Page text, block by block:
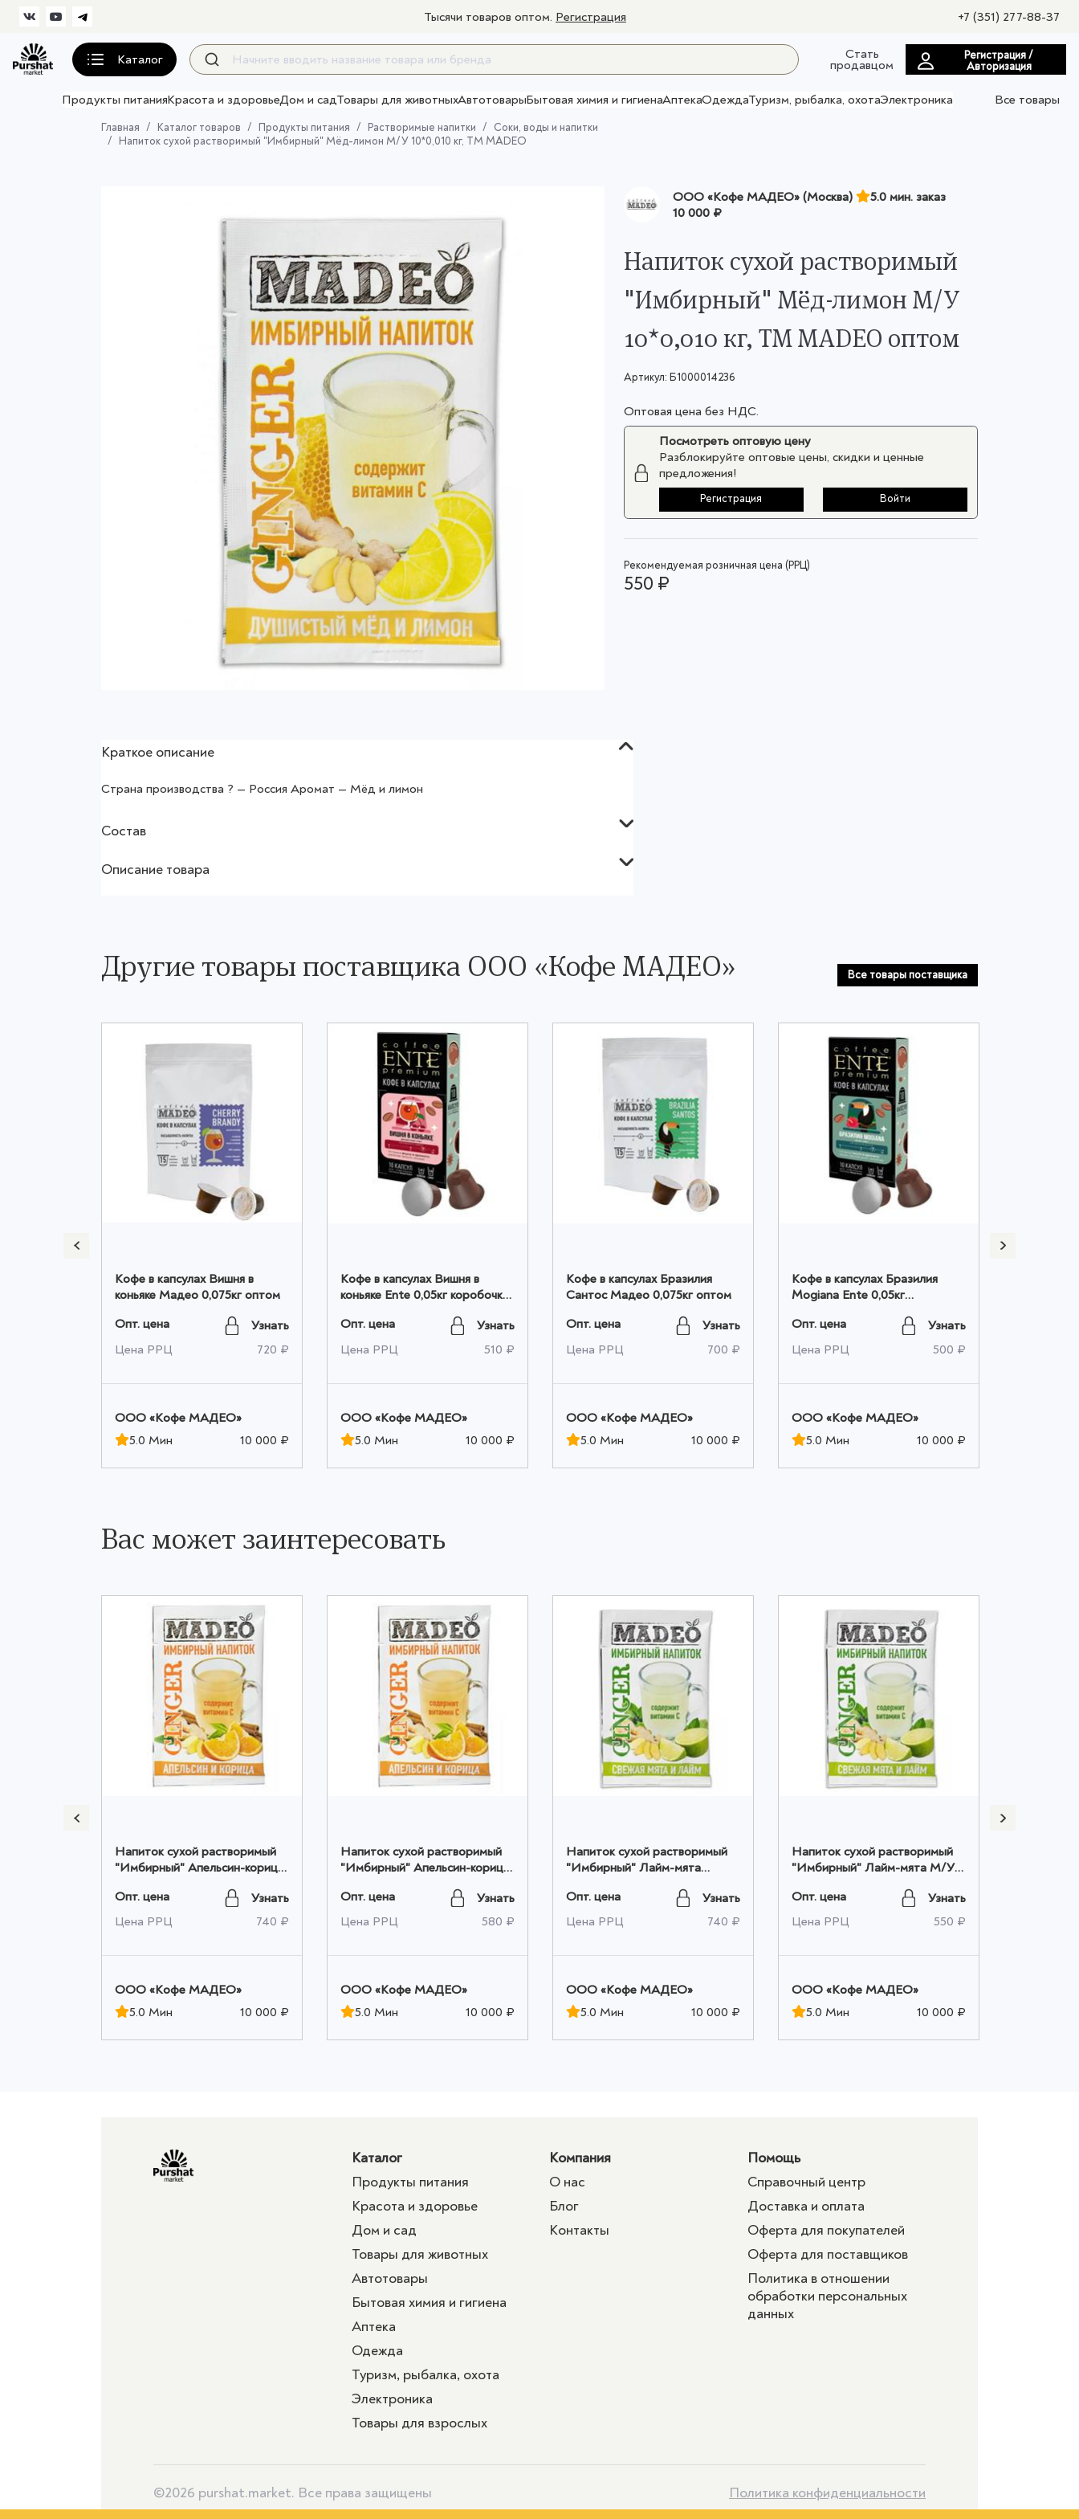
Тысячи товаров оптом. Регистрация +7 (351) 277-88-37
Каталог Стать
продавцом
Регистрация /
Авторизация
Продукты питанияКрасота и здоровьеДом и садТовары для животныхАвтотоварыБытовая химия и гигиенаАптекаОдеждаТуризм, рыбалка, охотаЭлектроника
Все товары
Главная Каталог товаров Продукты питания Растворимые напитки
Соки, воды и напитки
Напиток сухой растворимый "Имбирный" Мёд-лимон М/У 10*0,010 кг, ТМ MADEO
OOO «Кофе МАДЕО» (Москва)
5.0 мин. заказ
10 000 ₽
Напиток сухой растворимый
"Имбирный" Мёд-лимон М/У
10*0,010 кг, ТМ MADEO оптом
Артикул: Б1000014236
Оптовая цена без НДС.
Посмотреть оптовую цену
Разблокируйте оптовые цены, скидки и ценные
предложения!
Регистрация Войти
Рекомендуемая розничная цена (РРЦ)
550 ₽
Краткое описание
Страна производства ? — Россия Аромат — Мёд и лимон
Состав
Описание товара
Другие товары поставщика OOO «Кофе МАДЕО» Все товары поставщика
Кофе в капсулах Вишня в
коньяке Мадео 0,075кг оптом
Опт. цена
Узнать
Цена РРЦ
720 ₽
OOO «Кофе МАДЕО»
5.0 Мин
10 000 ₽
Кофе в капсулах Вишня в
коньяке Ente 0,05кг коробочка
Опт. цена
Узнать
Цена РРЦ
510 ₽
OOO «Кофе МАДЕО»
5.0 Мин
10 000 ₽
Кофе в капсулах Бразилия
Сантос Мадео 0,075кг оптом
Опт. цена
Узнать
Цена РРЦ
700 ₽
OOO «Кофе МАДЕО»
5.0 Мин
10 000 ₽
Кофе в капсулах Бразилия
Mogiana Ente 0,05кг
Опт. цена
Узнать
Цена РРЦ
500 ₽
OOO «Кофе МАДЕО»
5.0 Мин
10 000 ₽
Вас может заинтересовать
Напиток сухой растворимый
"Имбирный" Апельсин-корица
оптом
Опт. цена
Узнать
Цена РРЦ
740 ₽
OOO «Кофе МАДЕО»
5.0 Мин
10 000 ₽
Напиток сухой растворимый
"Имбирный" Апельсин-корица
оптом
Опт. цена
Узнать
Цена РРЦ
580 ₽
OOO «Кофе МАДЕО»
5.0 Мин
10 000 ₽
Напиток сухой растворимый
"Имбирный" Лайм-мята
оптом
Опт. цена
Узнать
Цена РРЦ
740 ₽
OOO «Кофе МАДЕО»
5.0 Мин
10 000 ₽
Напиток сухой растворимый
"Имбирный" Лайм-мята М/У
оптом
Опт. цена
Узнать
Цена РРЦ
550 ₽
OOO «Кофе МАДЕО»
5.0 Мин
10 000 ₽
Каталог
Продукты питания
Красота и здоровье
Дом и сад
Товары для животных
Автотовары
Бытовая химия и гигиена
Аптека
Одежда
Туризм, рыбалка, охота
Электроника
Товары для взрослых
Компания
О нас
Блог
Контакты
Помощь
Справочный центр
Доставка и оплата
Оферта для покупателей
Оферта для поставщиков
Политика в отношении
обработки персональных
данных
©2026 purshat.market. Все права защищены Политика конфиденциальности